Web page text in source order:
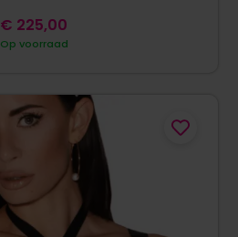
Op voorraad
€ 225,00